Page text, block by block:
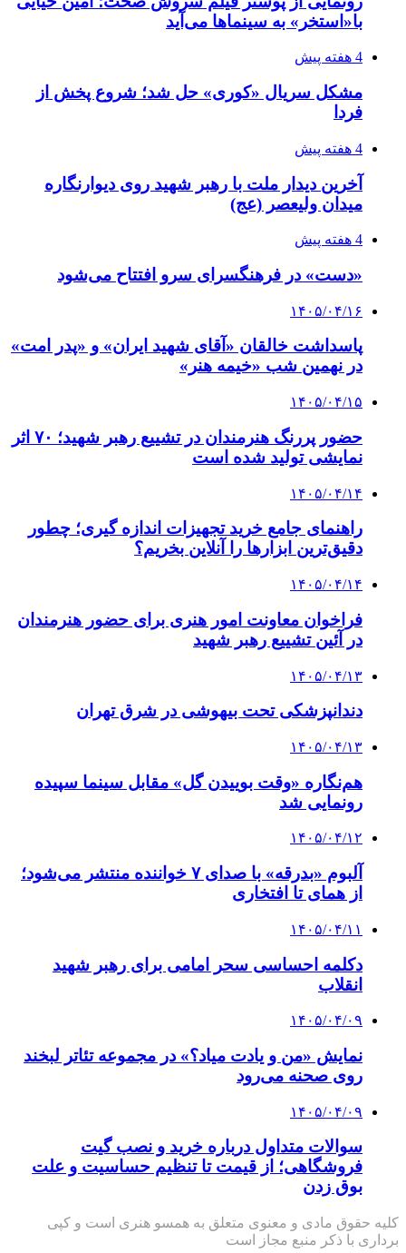
با«استخر» به سینماها می‌آید
4 هفته پیش
مشکل سریال «کوری» حل شد؛ شروع پخش از
فردا
4 هفته پیش
آخرین دیدار ملت با رهبر شهید روی دیوارنگاره
میدان ولیعصر (عج)
4 هفته پیش
«دست» در فرهنگسرای سرو افتتاح می‌شود
۱۴۰۵/۰۴/۱۶
پاسداشت خالقان «آقای شهید ایران» و «پدر امت»
در نهمین شب «خیمه هنر»
۱۴۰۵/۰۴/۱۵
حضور پررنگ هنرمندان در تشییع رهبر شهید؛ ۷۰ اثر
نمایشی تولید شده است
۱۴۰۵/۰۴/۱۴
راهنمای جامع خرید تجهیزات اندازه گیری؛ چطور
دقیق‌ترین ابزارها را آنلاین بخریم؟
۱۴۰۵/۰۴/۱۴
فراخوان معاونت امور هنری برای حضور هنرمندان
در آئین تشییع رهبر شهید
۱۴۰۵/۰۴/۱۳
دندانپزشکی تحت بیهوشی در شرق تهران
۱۴۰۵/۰۴/۱۳
هم‌نگاره «وقت بوییدن گل» مقابل سینما سپیده
رونمایی شد
۱۴۰۵/۰۴/۱۲
آلبوم «بدرقه» با صدای ۷ خواننده منتشر می‌شود؛
از همای تا افتخاری
۱۴۰۵/۰۴/۱۱
دکلمه‌ احساسی سحر امامی برای رهبر شهید
انقلاب
۱۴۰۵/۰۴/۰۹
نمایش «من و یادت میاد؟» در مجموعه تئاتر لبخند
روی صحنه می‌رود
۱۴۰۵/۰۴/۰۹
سوالات متداول درباره خرید و نصب گیت
فروشگاهی؛ از قیمت تا تنظیم حساسیت و علت
بوق زدن
کلیه حقوق مادی و معنوی متعلق به همسو هنری است و کپی
برداری با ذکر منبع مجاز است